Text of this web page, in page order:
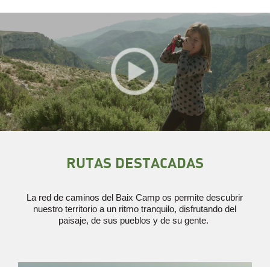
RUTAS DESTACADAS
La red de caminos del Baix Camp os permite descubrir
nuestro territorio a un ritmo tranquilo, disfrutando del
paisaje, de sus pueblos y de su gente.